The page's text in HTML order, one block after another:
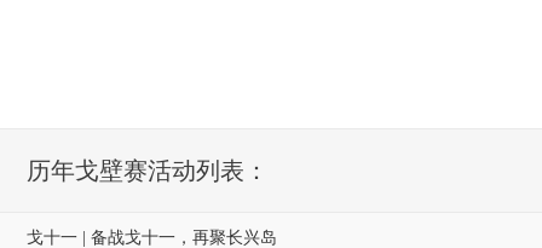
历年戈壁赛活动列表：
戈十一 | 备战戈十一，再聚长兴岛